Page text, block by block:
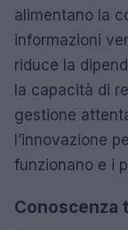
alimentano la
informazioni
riduce la
la capacità di
gestione
l’innovazione
funzionano e i
Conoscenza